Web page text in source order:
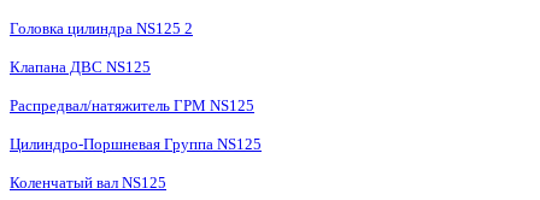
Головка цилиндра NS125 2
Клапана ДВС NS125
Распредвал/натяжитель ГРМ NS125
Цилиндро-Поршневая Группа NS125
Коленчатый вал NS125